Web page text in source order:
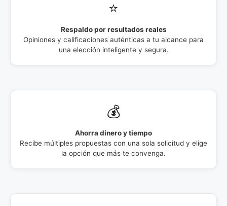
⭐
Respaldo por resultados reales
Opiniones y calificaciones auténticas a tu alcance para
una elección inteligente y segura.
💰
Ahorra dinero y tiempo
Recibe múltiples propuestas con una sola solicitud y elige
la opción que más te convenga.